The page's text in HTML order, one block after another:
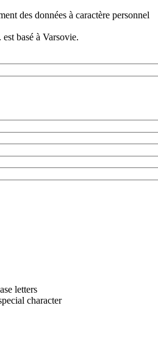
des données à caractère personnel
basé à Varsovie.
letters
character